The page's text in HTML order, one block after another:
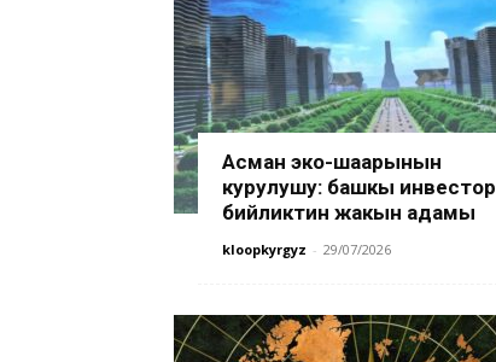
Асман эко-шаарынын
курулушу: башкы инвестор
бийликтин жакын адамы
kloopkyrgyz - 29/07/2026